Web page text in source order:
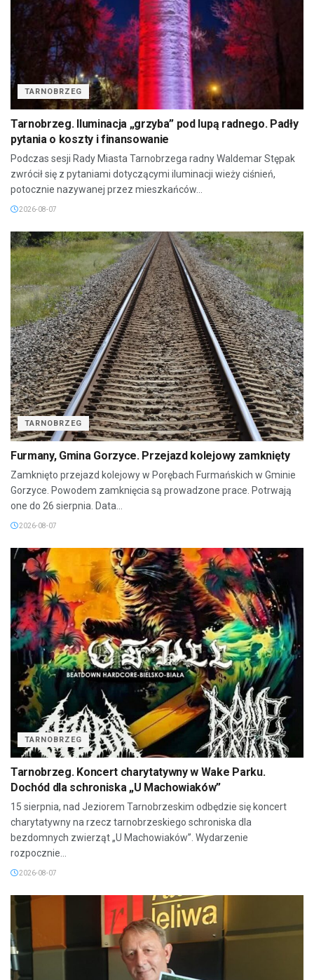
TARNOBRZEG
Tarnobrzeg. Iluminacja „grzyba” pod lupą radnego. Padły
pytania o koszty i finansowanie
Podczas sesji Rady Miasta Tarnobrzega radny Waldemar Stępak
zwrócił się z pytaniami dotyczącymi iluminacji wieży ciśnień,
potocznie nazywanej przez mieszkańców...
2026-08-07
TARNOBRZEG
Furmany, Gmina Gorzyce. Przejazd kolejowy zamknięty
Zamknięto przejazd kolejowy w Porębach Furmańskich w Gminie
Gorzyce. Powodem zamknięcia są prowadzone prace. Potrwają
one do 26 sierpnia. Data...
2026-08-07
TARNOBRZEG
Tarnobrzeg. Koncert charytatywny w Wake Parku.
Dochód dla schroniska „U Machowiaków”
15 sierpnia, nad Jeziorem Tarnobrzeskim odbędzie się koncert
charytatywny na rzecz tarnobrzeskiego schroniska dla
bezdomnych zwierząt „U Machowiaków”. Wydarzenie
rozpocznie...
2026-08-07